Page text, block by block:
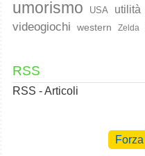
umorismo USA utilità
videogiochi western Zelda
RSS
RSS - Articoli
Forza